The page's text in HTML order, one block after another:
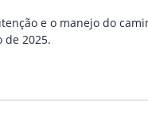
e o manejo do
2025.